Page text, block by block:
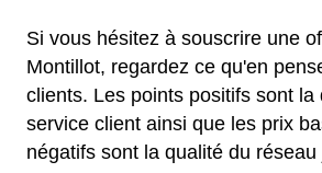
Si vous hésitez à souscrire une
Montillot, regardez ce qu'en
clients. Les points positifs sont la
service client ainsi que les prix
négatifs sont la qualité du